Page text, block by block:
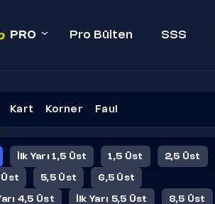
PRO Pro Bülten SSS
Kart Korner Faul
İlk Yarı 1,5 Üst 1,5 Üst 2,5 Üst
5,5 Üst 6,5 Üst
4,5 Üst İlk Yarı 5,5 Üst 8,5 Üst